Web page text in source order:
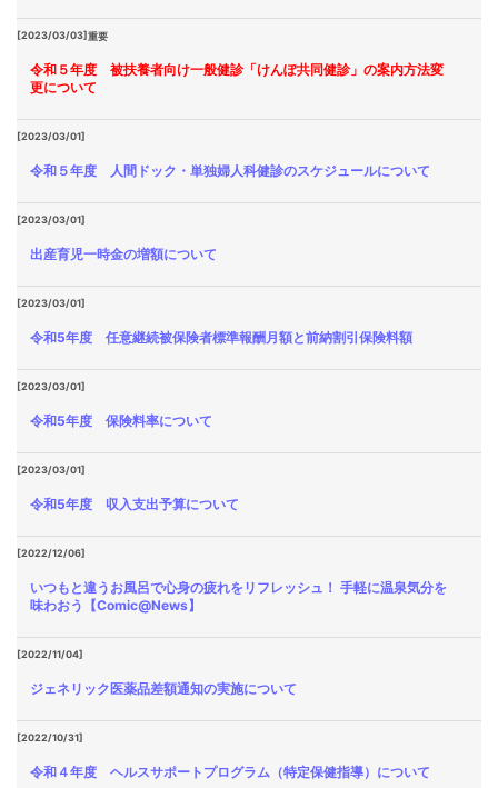
[2023/03/03]重要
令和５年度 被扶養者向け一般健診「けんぽ共同健診」の案内方法変
更について
[2023/03/01]
令和５年度 人間ドック・単独婦人科健診のスケジュールについて
[2023/03/01]
出産育児一時金の増額について
[2023/03/01]
令和5年度 任意継続被保険者標準報酬月額と前納割引保険料額
[2023/03/01]
令和5年度 保険料率について
[2023/03/01]
令和5年度 収入支出予算について
[2022/12/06]
いつもと違うお風呂で心身の疲れをリフレッシュ！ 手軽に温泉気分を
味わおう【Comic@News】
[2022/11/04]
ジェネリック医薬品差額通知の実施について
[2022/10/31]
令和４年度 ヘルスサポートプログラム（特定保健指導）について